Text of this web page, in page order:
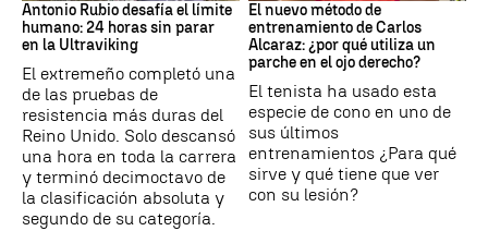
Antonio Rubio desafía el límite
humano: 24 horas sin parar
en la Ultraviking
El extremeño completó una
de las pruebas de
resistencia más duras del
Reino Unido. Solo descansó
una hora en toda la carrera
y terminó decimoctavo de
la clasificación absoluta y
segundo de su categoría.
El nuevo método de
entrenamiento de Carlos
Alcaraz: ¿por qué utiliza un
parche en el ojo derecho?
El tenista ha usado esta
especie de cono en uno de
sus últimos
entrenamientos ¿Para qué
sirve y qué tiene que ver
con su lesión?